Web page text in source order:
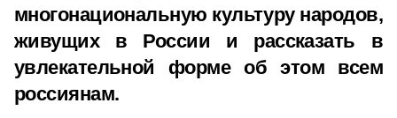
многонациональную культуру народов,
живущих в России и рассказать в
увлекательной форме об этом всем
россиянам.